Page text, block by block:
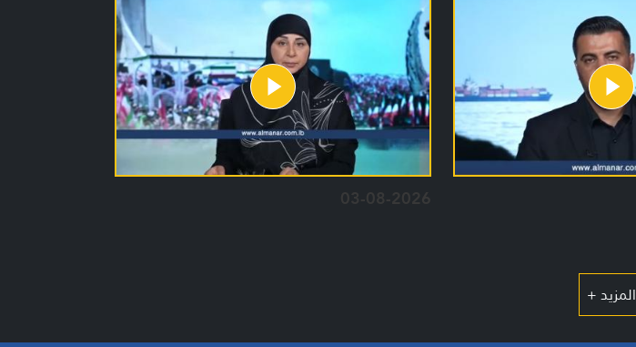
03-08-2026
المزيد +